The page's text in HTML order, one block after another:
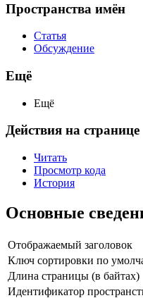
Пространства имён
Статья
Обсуждение
Ещё
Ещё
Действия на странице
Читать
Просмотр кода
История
Основные
Отображаемый заголовок
Ключ сортировки по
Длина страницы (в байтах)
Идентификатор